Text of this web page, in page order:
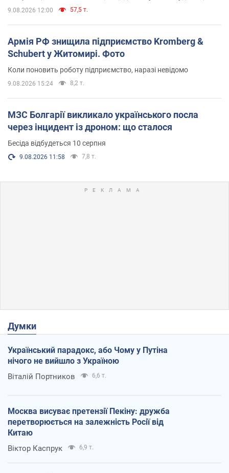
9.08.2026 12:00 57,5 т.
Армія РФ знищила підприємство Kromberg &
Schubert у Житомирі. Фото
Коли поновить роботу підприємство, наразі невідомо
9.08.2026 15:24 8,2 т.
МЗС Болгарії викликало українського посла
через інцидент із дроном: що сталося
Бесіда відбудеться 10 серпня
9.08.2026 11:58 7,8 т.
Думки
Український парадокс, або Чому у Путіна
нічого не вийшло з Україною
Віталій Портников 6,6 т.
Москва висуває претензії Пекіну: дружба
перетворюється на залежність Росії від
Китаю
Віктор Каспрук 6,9 т.